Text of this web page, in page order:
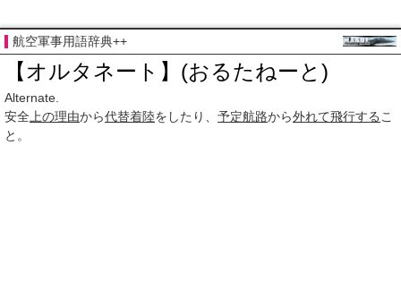
航空軍事用語辞典++
【オルタネート】(おるたねーと)
Alternate.
安全 上の理由から代替着陸をしたり、 予定航路から外れて飛行する こ
と。